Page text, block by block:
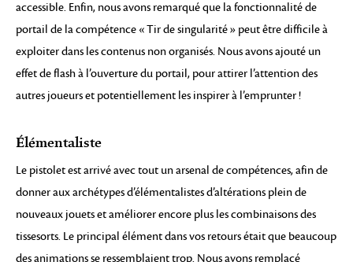
accessible. Enfin, nous avons remarqué que la fonctionnalité de
portail de la compétence « Tir de singularité » peut être difficile à
exploiter dans les contenus non organisés. Nous avons ajouté un
effet de flash à l’ouverture du portail, pour attirer l’attention des
autres joueurs et potentiellement les inspirer à l’emprunter !
Élémentaliste
Le pistolet est arrivé avec tout un arsenal de compétences, afin de
donner aux archétypes d’élémentalistes d’altérations plein de
nouveaux jouets et améliorer encore plus les combinaisons des
tissesorts. Le principal élément dans vos retours était que beaucoup
des animations se ressemblaient trop. Nous avons remplacé